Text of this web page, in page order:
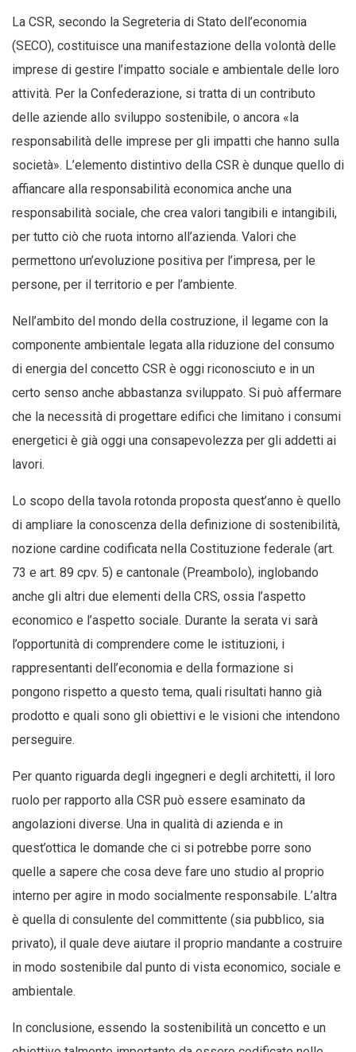
La CSR, secondo la Segreteria di Stato dell’economia
(SECO), costituisce una manifestazione della volontà delle
imprese di gestire l’impatto sociale e ambientale delle loro
attività. Per la Confederazione, si tratta di un contributo
delle aziende allo sviluppo sostenibile, o ancora «la
responsabilità delle imprese per gli impatti che hanno sulla
società». L’elemento distintivo della CSR è dunque quello di
affiancare alla responsabilità economica anche una
responsabilità sociale, che crea valori tangibili e intangibili,
per tutto ciò che ruota intorno all’azienda. Valori che
permettono un’evoluzione positiva per l’impresa, per le
persone, per il territorio e per l’ambiente.
Nell’ambito del mondo della costruzione, il legame con la
componente ambientale legata alla riduzione del consumo
di energia del concetto CSR è oggi riconosciuto e in un
certo senso anche abbastanza sviluppato. Si può affermare
che la necessità di progettare edifici che limitano i consumi
energetici è già oggi una consapevolezza per gli addetti ai
lavori.
Lo scopo della tavola rotonda proposta quest’anno è quello
di ampliare la conoscenza della definizione di sostenibilità,
nozione cardine codificata nella Costituzione federale (art.
73 e art. 89 cpv. 5) e cantonale (Preambolo), inglobando
anche gli altri due elementi della CRS, ossia l’aspetto
economico e l’aspetto sociale. Durante la serata vi sarà
l’opportunità di comprendere come le istituzioni, i
rappresentanti dell’economia e della formazione si
pongono rispetto a questo tema, quali risultati hanno già
prodotto e quali sono gli obiettivi e le visioni che intendono
perseguire.
Per quanto riguarda degli ingegneri e degli architetti, il loro
ruolo per rapporto alla CSR può essere esaminato da
angolazioni diverse. Una in qualità di azienda e in
quest’ottica le domande che ci si potrebbe porre sono
quelle a sapere che cosa deve fare uno studio al proprio
interno per agire in modo socialmente responsabile. L’altra
è quella di consulente del committente (sia pubblico, sia
privato), il quale deve aiutare il proprio mandante a costruire
in modo sostenibile dal punto di vista economico, sociale e
ambientale.
In conclusione, essendo la sostenibilità un concetto e un